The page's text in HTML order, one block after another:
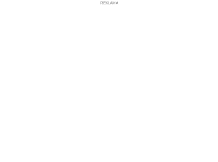
REKLAMA